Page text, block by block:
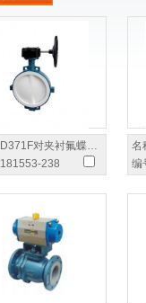
D371F对夹衬氟蝶…
181553-238
名
编